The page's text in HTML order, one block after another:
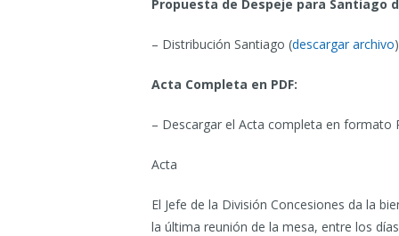
Propuesta de Despeje para Santiago
– Distribución Santiago (descargar archivo)
Acta Completa en PDF:
– Descargar el Acta completa en formato
Acta
El Jefe de la División Concesiones da la
la última reunión de la mesa, entre los